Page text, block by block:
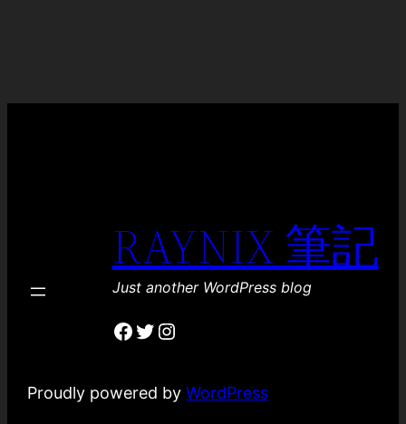
RAYNIX 筆記
Just another WordPress blog
Facebook
Twitter
Instagram
Proudly powered byWordPress